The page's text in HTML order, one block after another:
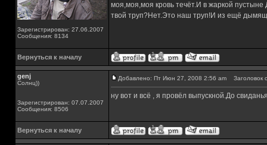
Зарегистрирован: 27.06.2007
Сообщения: 8134
моя,моя,моя кровь течёт.И в жаркой
твой труп?Нет.Это наш труп!И из ещё
Вернуться к началу
genj
Солнц))
Зарегистрирован: 07.07.2007
Сообщения: 8506
Добавлено: Пт Июн 27, 2008 2:56 am Заголовок
ну вот и всё , я провёл выпускной.До
Вернуться к началу